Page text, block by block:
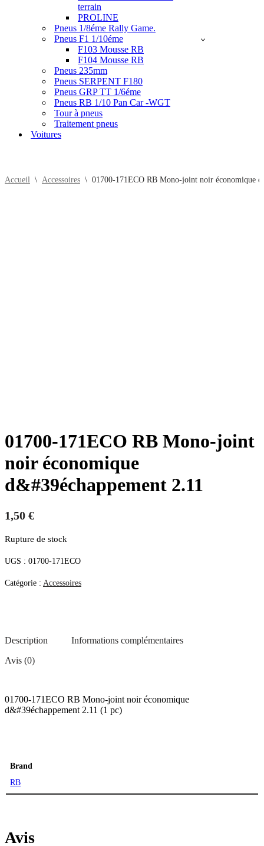
terrain
PROLINE
Pneus 1/8éme Rally Game.
Pneus F1 1/10éme
F103 Mousse RB
F104 Mousse RB
Pneus 235mm
Pneus SERPENT F180
Pneus GRP TT 1/6éme
Pneus RB 1/10 Pan Car -WGT
Tour à pneus
Traitement pneus
Voitures
Accueil \ Accessoires \ 01700-171ECO RB Mono-joint noir économique
01700-171ECO RB Mono-joint
noir économique
d&#39échappement 2.11
1,50 €
Rupture de stock
UGS : 01700-171ECO
Catégorie : Accessoires
Description
Informations complémentaires
Avis (0)
01700-171ECO RB Mono-joint noir économique
d&#39échappement 2.11 (1 pc)
Brand
RB
Avis